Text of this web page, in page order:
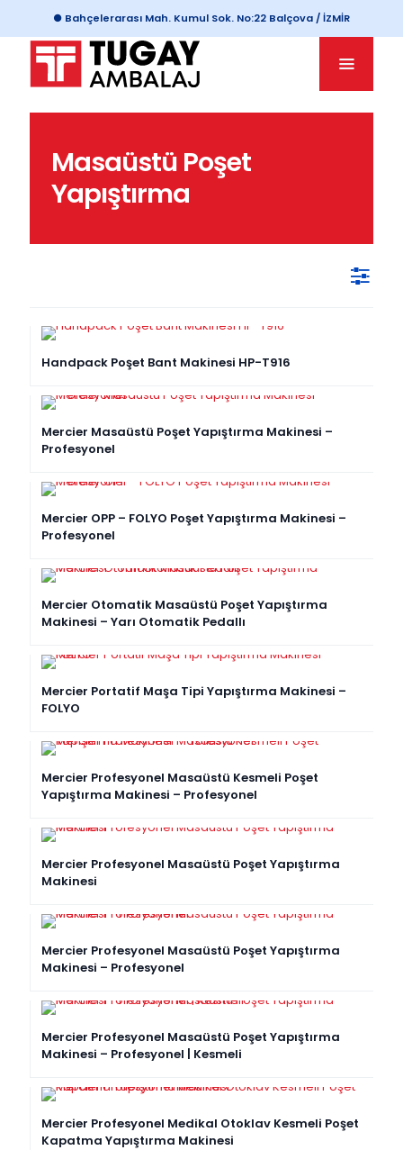
● Bahçelerarası Mah. Kumul Sok. No:22 Balçova / İZMİR
Masaüstü Poşet
Yapıştırma
Handpack Poşet Bant Makinesi HP-T916
Mercier Masaüstü Poşet Yapıştırma Makinesi –
Profesyonel
Mercier OPP – FOLYO Poşet Yapıştırma Makinesi –
Profesyonel
Mercier Otomatik Masaüstü Poşet Yapıştırma
Makinesi – Yarı Otomatik Pedallı
Mercier Portatif Maşa Tipi Yapıştırma Makinesi –
FOLYO
Mercier Profesyonel Masaüstü Kesmeli Poşet
Yapıştırma Makinesi – Profesyonel
Mercier Profesyonel Masaüstü Poşet Yapıştırma
Makinesi
Mercier Profesyonel Masaüstü Poşet Yapıştırma
Makinesi – Profesyonel
Mercier Profesyonel Masaüstü Poşet Yapıştırma
Makinesi – Profesyonel | Kesmeli
Mercier Profesyonel Medikal Otoklav Kesmeli Poşet
Kapatma Yapıştırma Makinesi